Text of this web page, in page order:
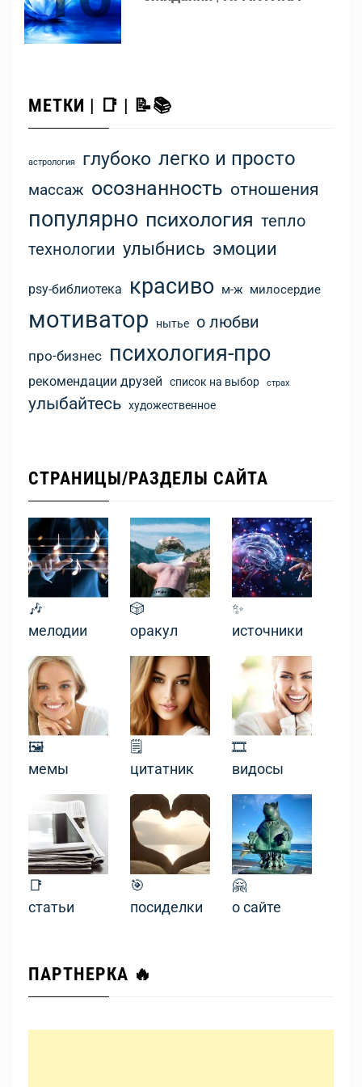
МЕТКИ | 📑 | 📝📚
астрология глубоко легко и просто
массаж осознанность отношения
популярно психология тепло
технологии улыбнись эмоции
psy-библиотека красиво м-ж милосердие
мотиватор нытье о любви
про-бизнес психология-про
рекомендации друзей список на выбор страх
улыбайтесь художественное
СТРАНИЦЫ/РАЗДЕЛЫ САЙТА
🎶
мелодии
🎲
оракул
✨
источники
🖼
мемы
🗒
цитатник
🎞
видосы
📑
статьи
🎯
посиделки
🤗
о сайте
ПАРТНЕРКА 🔥